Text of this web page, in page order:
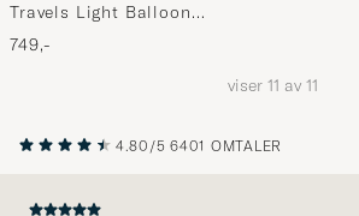
Travels Light Balloon
Rainbow Pastel
749,-
viser 11 av 11
4.80/5 6401 OMTALER